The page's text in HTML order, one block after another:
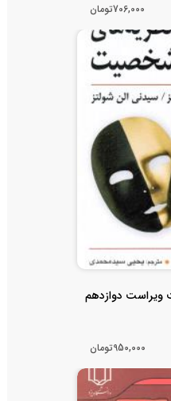
706,000تومان
دوازدهم
950,000تومان